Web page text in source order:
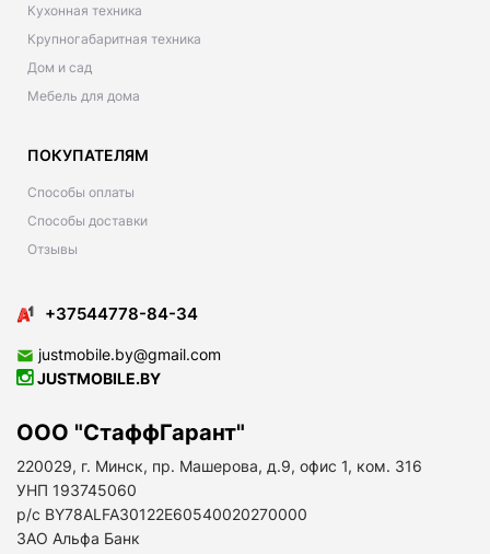
Кухонная техника
Крупногабаритная техника
Дом и сад
Мебель для дома
ПОКУПАТЕЛЯМ
Способы оплаты
Способы доставки
Отзывы
+37544778-84-34
justmobile.by@gmail.com
JUSTMOBILE.BY
ООО "СтаффГарант"
220029, г. Минск, пр. Машерова, д.9, офис 1, ком. 316
УНП 193745060
р/с BY78ALFA30122E60540020270000
ЗАО Альфа Банк